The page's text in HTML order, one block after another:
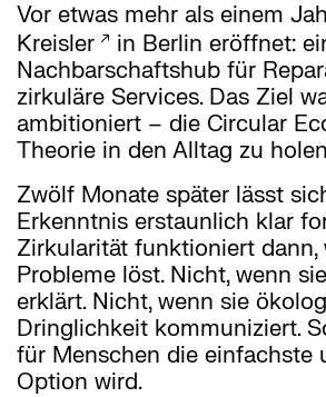
Vor etwas mehr als einem
Kreisler
in Berlin eröffnet:
Nachbarschaftshub für
zirkuläre Services. Das Ziel
ambitioniert – die Circular
Theorie in den Alltag zu
Zwölf Monate später lässt
Erkenntnis erstaunlich klar
Zirkularität funktioniert dann,
Probleme löst. Nicht, wenn
erklärt. Nicht, wenn sie
Dringlichkeit kommuniziert.
für Menschen die einfachste
Option wird.